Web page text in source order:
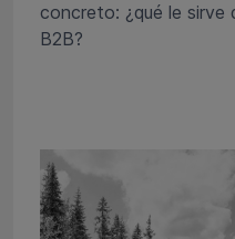
concreto: ¿qué le sirve
B2B?